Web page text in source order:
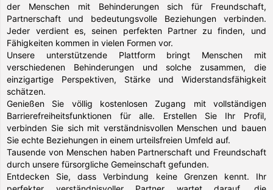
der Menschen mit Behinderungen sich für Freundschaft,
Partnerschaft und bedeutungsvolle Beziehungen verbinden.
Jeder verdient es, seinen perfekten Partner zu finden, und
Fähigkeiten kommen in vielen Formen vor.
Unsere unterstützende Plattform bringt Menschen mit
verschiedenen Behinderungen und solche zusammen, die
einzigartige Perspektiven, Stärke und Widerstandsfähigkeit
schätzen.
Genießen Sie völlig kostenlosen Zugang mit vollständigen
Barrierefreiheitsfunktionen für alle. Erstellen Sie Ihr Profil,
verbinden Sie sich mit verständnisvollen Menschen und bauen
Sie echte Beziehungen in einem urteilsfreien Umfeld auf.
Tausende von Menschen haben Partnerschaft und Freundschaft
durch unsere fürsorgliche Gemeinschaft gefunden.
Entdecken Sie, dass Verbindung keine Grenzen kennt. Ihr